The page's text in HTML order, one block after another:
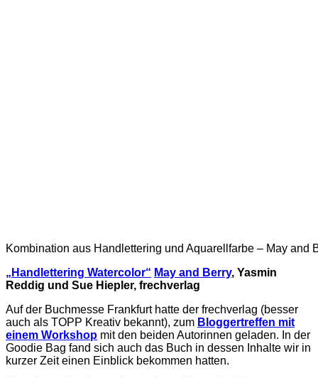
Kombination aus Handlettering und Aquarellfarbe – May and
„Handlettering Watercolor“ May and Berry, Yasmin
Reddig und Sue Hiepler, frechverlag
Auf der Buchmesse Frankfurt hatte der frechverlag (besser
auch als TOPP Kreativ bekannt), zum Bloggertreffen mit
einem Workshop mit den beiden Autorinnen geladen. In der
Goodie Bag fand sich auch das Buch in dessen Inhalte wir in
kurzer Zeit einen Einblick bekommen hatten.